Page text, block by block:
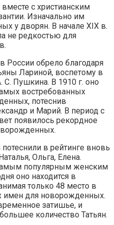
с христианским
Изначально им
у дворян. В начале XIX в.
не редкостью для
России обрело благодаря
Лариной, воспетому в
С. Пушкина. В 1910 г. оно
востребованных
потеснив
и Марий. В период с
появилось рекордное
потеснили в рейтинге вновь
Ольга, Елена.
популярным женским
оно находится в
только 48 место в
имен для новорожденных.
затишье, и
количество Татьян.